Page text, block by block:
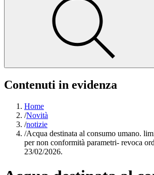
Contenuti in evidenza
Home
/Novità
/notizie
/Acqua destinata al consumo umano.
per non conformità parametri- revoca
23/02/2026.